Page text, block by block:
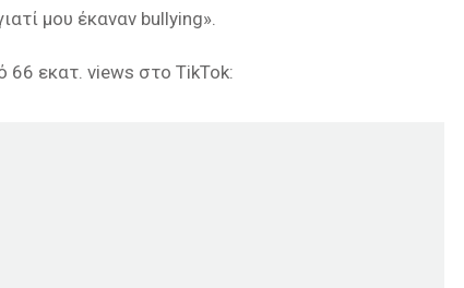
μου έκαναν bullying».
66 εκατ. views στο TikTok: